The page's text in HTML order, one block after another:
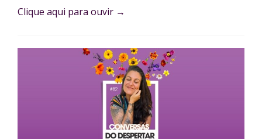
Clique aqui para ouvir →